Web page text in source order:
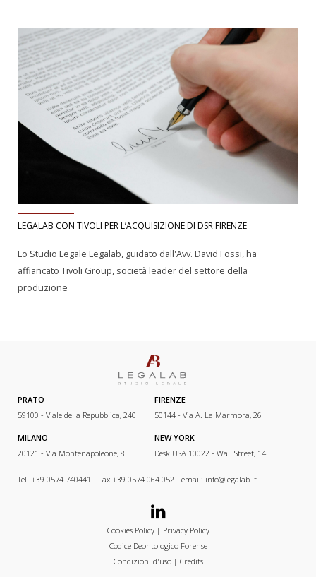
LEGALAB CON TIVOLI PER L’ACQUISIZIONE DI DSR FIRENZE
Lo Studio Legale Legalab, guidato dall'Avv. David Fossi, ha
affiancato Tivoli Group, società leader del settore della
produzione
PRATO
59100 - Viale della Repubblica, 240
FIRENZE
50144 - Via A. La Marmora, 26
MILANO
20121 - Via Montenapoleone, 8
NEW YORK
Desk USA 10022 - Wall Street, 14
Tel. +39 0574 740441 - Fax +39 0574 064 052 - email: info@legalab.it
Cookies Policy| Privacy Policy
Codice Deontologico Forense
Condizioni d'uso| Credits